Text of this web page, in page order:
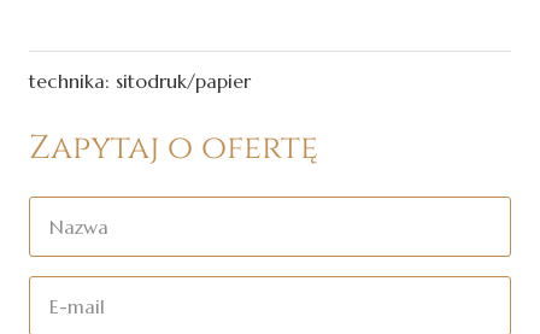
technika: sitodruk/papier
Zapytaj o ofertę